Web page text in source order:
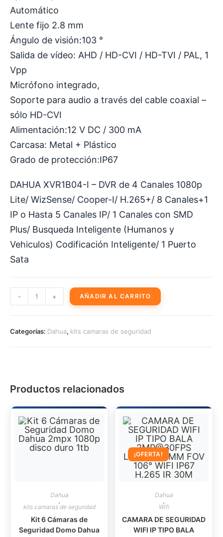
Automático
Lente fijo 2.8 mm
Ángulo de visión:103 °
Salida de vídeo: AHD / HD-CVI / HD-TVI / PAL, 1
Vpp
Micrófono integrado,
Soporte para audio a través del cable coaxial –
sólo HD-CVI
Alimentación:12 V DC / 300 mA
Carcasa: Metal + Plástico
Grado de protección:IP67
DAHUA XVR1B04-I – DVR de 4 Canales 1080p
Lite/ WizSense/ Cooper-I/ H.265+/ 8 Canales+1
IP o Hasta 5 Canales IP/ 1 Canales con SMD
Plus/ Busqueda Inteligente (Humanos y
Vehiculos) Codificación Inteligente/ 1 Puerto
Sata
2
de
1080p
disco
duro
1tb
cantidad
- + AÑADIR AL CARRITO
Categorías: Dahua, kits camaras de seguridad
Productos relacionados
Dahua
,
kits camaras de seguridad
Kit 6 Cámaras de
Seguridad Domo Dahua
¡OFERTA!
Dahua
,
Wifi
CAMARA DE SEGURIDAD
WIFI IP TIPO BALA